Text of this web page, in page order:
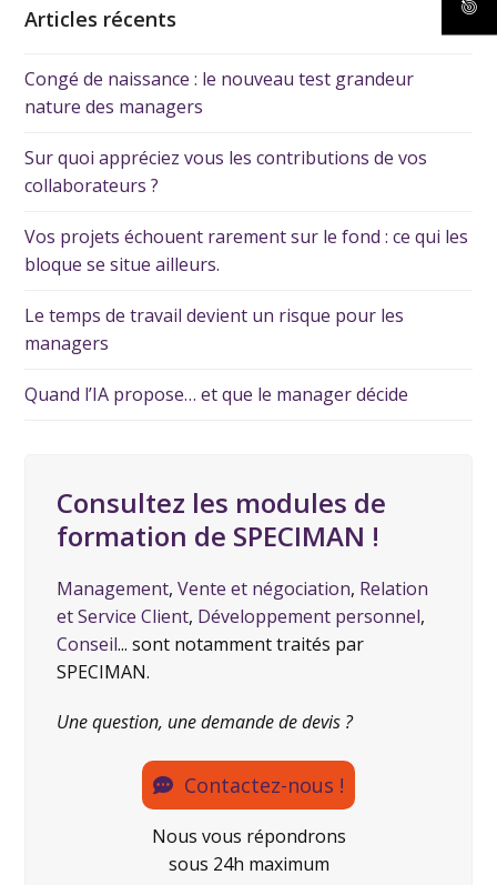
Articles récents
Congé de naissance : le nouveau test grandeur
nature des managers
Sur quoi appréciez vous les contributions de vos
collaborateurs ?
Vos projets échouent rarement sur le fond : ce qui les
bloque se situe ailleurs.
Le temps de travail devient un risque pour les
managers
Quand l’IA propose… et que le manager décide
Consultez les modules de
formation de SPECIMAN !
Management,Vente et négociation, Relation
et Service Client, Développement personnel,
Conseil... sont notamment traités par
SPECIMAN.
Une question, une demande de devis ?
Contactez-nous !
Nous vous répondrons
sous 24h maximum